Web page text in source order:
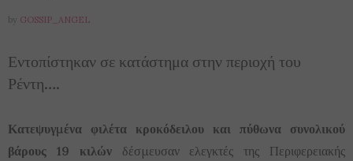
by GOSSIP_ANGEL
Εντοπίστηκαν σε κατάστημα στην περιοχή του
Ρέντη….
Κατεψυγμένα φιλέτα κροκόδειλου και πύθωνα συνολικού
βάρους 19 κιλών δέσμευσαν ελεγκτές της Περιφερειακής